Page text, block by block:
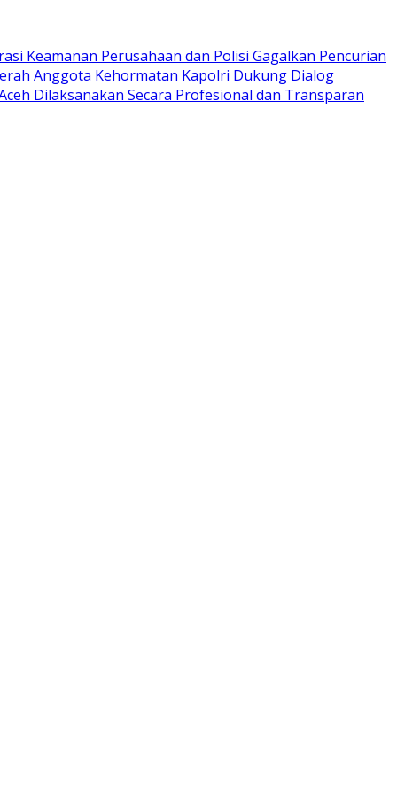
Keamanan Perusahaan dan Polisi Gagalkan Pencurian
Anggota Kehormatan Kapolri Dukung Dialog
Dilaksanakan Secara Profesional dan Transparan